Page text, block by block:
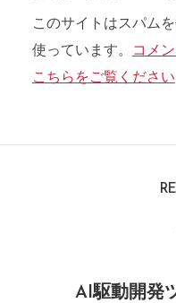
このサイトはスパム
使っています。
コメ
こちらをご覧ください
AI駆動開発